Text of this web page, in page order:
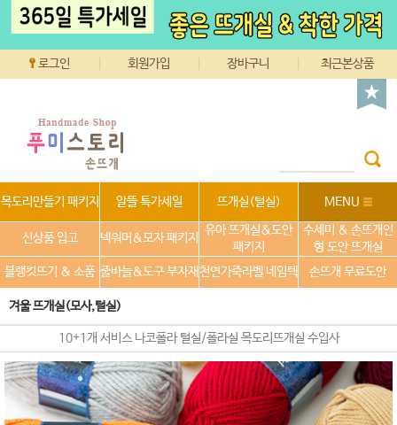
로그인 회원가입 장바구니 최근본상품
목도리만들기 패키지 알뜰 특가세일 뜨개실(털실) MENU
신상품 입고 넥워머&모자 패키지
유아 뜨개실&도안
패키지
수세미 & 손뜨개인
형 도안 뜨개실
블랭킷뜨기 & 소품 줄바늘&도구 부자재 천연가죽라벨 네임텍 손뜨개 무료도안
겨울 뜨개실(모사,털실)
10+1개 서비스 나코폴라 털실/폴라실 목도리뜨개실 수입사